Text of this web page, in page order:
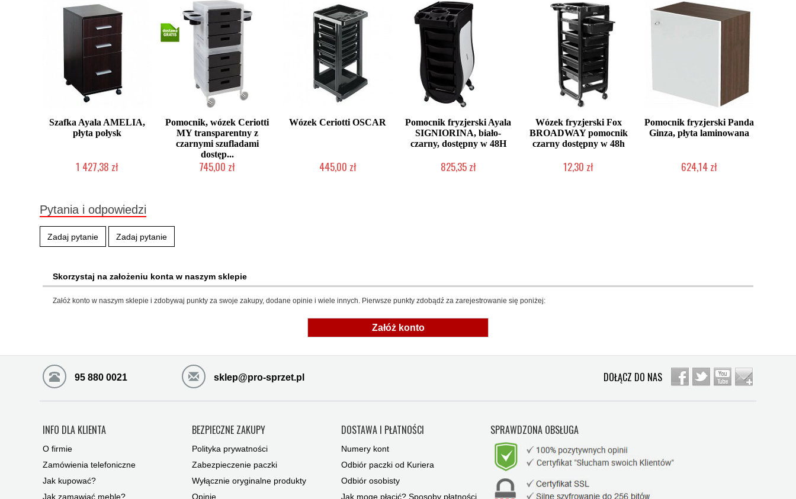
Szafka Ayala AMELIA,
płyta połysk
1 427,38 zł
Pomocnik, wózek Ceriotti
MY transparentny z
czarnymi szufladami
dostęp...
745,00 zł
Wózek Ceriotti OSCAR
445,00 zł
Pomocnik fryzjerski Ayala
SIGNIORINA, biało-
czarny, dostępny w 48H
825,35 zł
Wózek fryzjerski Fox
BROADWAY pomocnik
czarny dostępny w 48h
12,30 zł
Pomocnik fryzjerski Panda
Ginza, płyta laminowana
624,14 zł
Pytania i odpowiedzi
Zadaj pytanie Zadaj pytanie
Skorzystaj na założeniu konta w naszym sklepie
Załóż konto w naszym sklepie i zdobywaj punkty za swoje zakupy, dodane opinie i wiele innych. Pierwsze punkty zdobądź za zarejestrowanie się poniżej:
Załóż konto
95 880 0021 sklep@pro-sprzet.pl DOŁĄCZ DO NAS
INFO DLA KLIENTA
O firmie
Zamówienia telefoniczne
Jak kupować?
Jak zamawiać meble?
BEZPIECZNE ZAKUPY
Polityka prywatności
Zabezpieczenie paczki
Wyłącznie oryginalne produkty
Opinie
DOSTAWA I PŁATNOŚCI
Numery kont
Odbiór paczki od Kuriera
Odbiór osobisty
Jak mogę płacić? Sposoby płatności
SPRAWDZONA OBSŁUGA